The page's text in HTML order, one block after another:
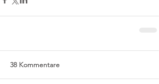
38 Kommentare